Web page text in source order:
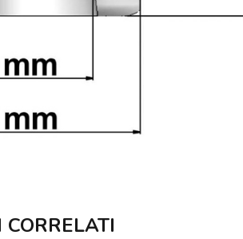
CORRELATI